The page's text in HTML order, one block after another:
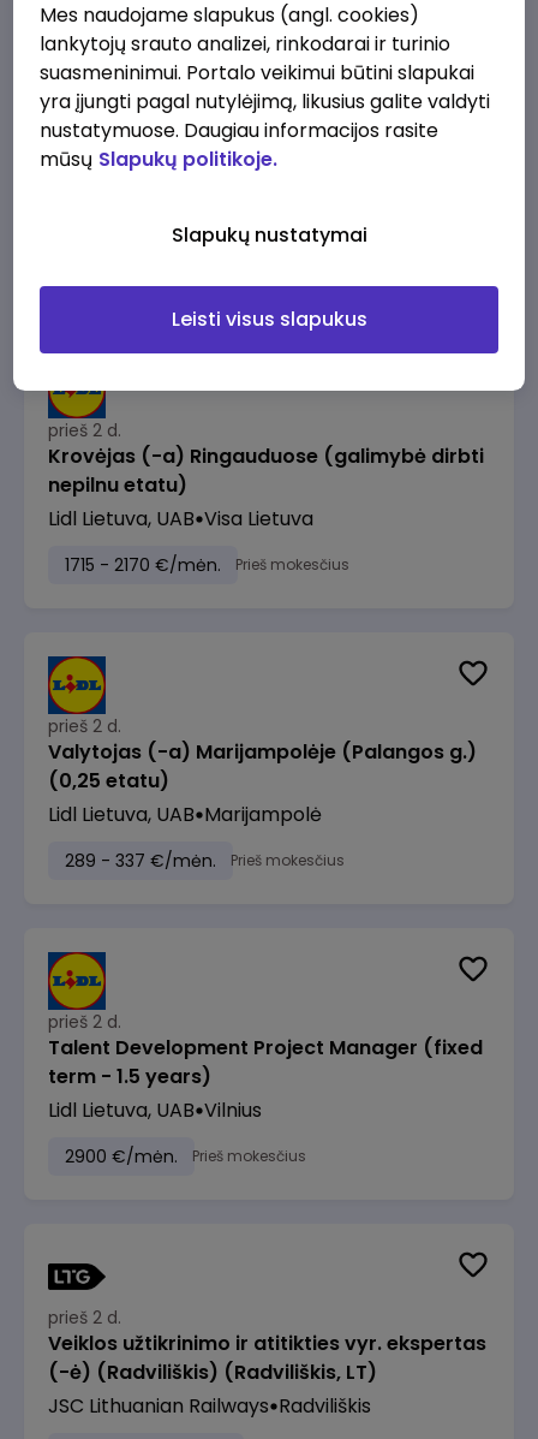
prieš 1 d.
Pardavėjas (-a) Vilniuje (Bajorų kelias)
Lidl Lietuva, UAB
Vilnius
prieš 2 d.
Krovėjas (-a) Ringauduose (galimybė dirbti
nepilnu etatu)
Lidl Lietuva, UAB Visa Lietuva
1715 - 2170 €/mėn. Prieš mokesčius
prieš 2 d.
Valytojas (-a) Marijampolėje (Palangos g.)
(0,25 etatu)
Lidl Lietuva, UAB Marijampolė
289 - 337 €/mėn. Prieš mokesčius
prieš 2 d.
Talent Development Project Manager (fixed
term - 1.5 years)
Lidl Lietuva, UAB Vilnius
2900 €/mėn. Prieš mokesčius
prieš 2 d.
Veiklos užtikrinimo ir atitikties vyr. ekspertas
(-ė) (Radviliškis) (Radviliškis, LT)
JSC Lithuanian Railways Radviliškis
Mes naudojame slapukus (angl. cookies)
lankytojų srauto analizei, rinkodarai ir turinio
suasmeninimui. Portalo veikimui būtini slapukai
yra įjungti pagal nutylėjimą, likusius galite valdyti
nustatymuose. Daugiau informacijos rasite
mūsų Slapukų politikoje.
Slapukų nustatymai
Leisti visus slapukus